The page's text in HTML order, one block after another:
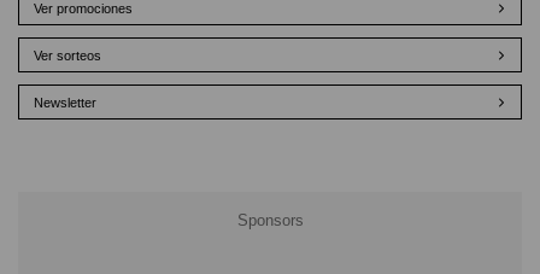
Ver promociones
Ver sorteos
Newsletter